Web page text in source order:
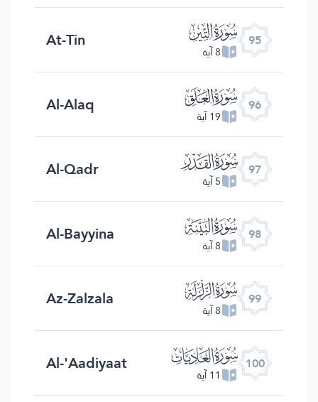
95 ﰌ
8 آية At-Tin
96 ﰍ
19 آية Al-Alaq
97 ﰎ
5 آية Al-Qadr
98 ﰏ
8 آية Al-Bayyina
99 ﰐ
8 آية Az-Zalzala
100 ﰑ
11 آية Al-'Aadiyaat